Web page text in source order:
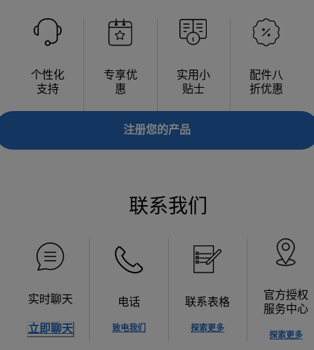
个性化
支持
专享优
惠
实用小
贴士
配件八
折优惠
注册您的产品
联系我们
实时聊天
立即聊天
电话
致电我们
联系表格
探索更多
官方授权
服务中心
探索更多